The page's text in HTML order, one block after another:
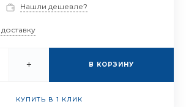
Нашли дешевле?
доставку
+ В КОРЗИНУ
КУПИТЬ В 1 КЛИК